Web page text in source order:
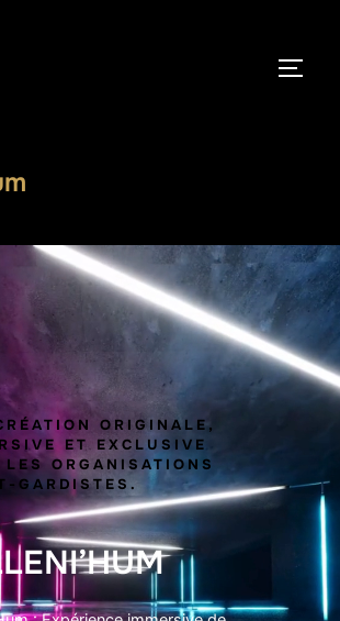
ORIGINALE,
ET EXCLUSIVE
LES ORGANISATIONS
GARDISTES.